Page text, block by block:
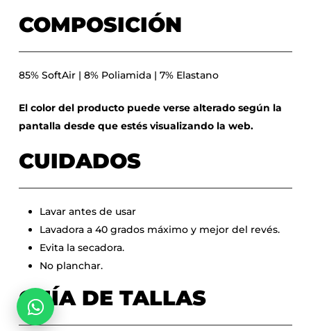
No hay productos en el carrito.
Go To Shop
COMPOSICIÓN
85% SoftAir | 8% Poliamida | 7% Elastano
El color del producto puede verse alterado según la
pantalla desde que estés visualizando la web.
CUIDADOS
Lavar antes de usar
Lavadora a 40 grados máximo y mejor del revés.
Evita la secadora.
No planchar.
GUÍA DE TALLAS